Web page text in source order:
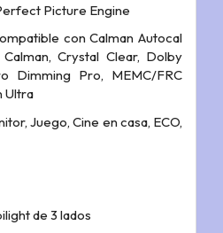
Picture Engine
con Calman Autocal
Crystal Clear, Dolby
Dimming Pro, MEMC/FRC
Ultra
Juego, Cine en casa, ECO,
de 3 lados